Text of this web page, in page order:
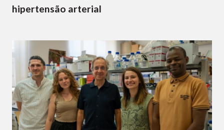
hipertensão arterial